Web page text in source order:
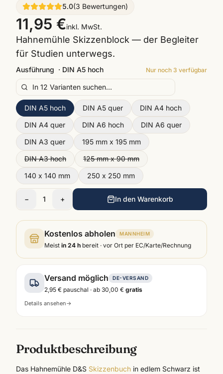
5.0(3 Bewertungen)
11,95 €inkl. MwSt.
Hahnemühle Skizzenblock — der Begleiter
für Studien unterwegs.
Ausführung · DIN A5 hoch Nur noch 3 verfügbar
DIN A5 hoch DIN A5 quer
DIN A4 hoch
DIN A4 quer
DIN A6 hoch
DIN A6 quer
DIN A3 quer
195 mm x 195 mm
DIN A3 hoch
125 mm x 90 mm
140 x 140 mm
250 x 250 mm
− 1 + In den Warenkorb
Kostenlos abholen MANNHEIM
Meist in 24 h bereit · vor Ort per EC/Karte/Rechnung
Versand möglich DE-VERSAND
2,95 € pauschal · ab 30,00 € gratis
Details ansehen→
Produktbeschreibung
Das Hahnemühle D&S Skizzenbuch in edlem Schwarz ist